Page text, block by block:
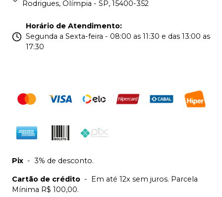
Rodrigues, Olímpia - SP, 15400-352
Horário de Atendimento:
Segunda a Sexta-feira - 08:00 as 11:30 e das 13:00 as
17:30
Pix - 3% de desconto.
Cartão de crédito - Em até 12x sem juros. Parcela
Mínima R$ 100,00.